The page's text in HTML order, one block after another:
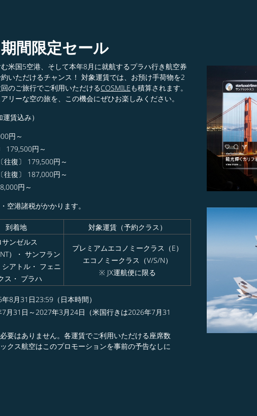
間限定セール
米国5空港、そして本年8月に就航するプラハ行き航空券
いただけるチャンス！ 対象運賃では、お預け手荷物を2
のご旅行でご利用いただけるCOSMILEも積算されます。
リーな空の旅を、この機会にぜひお楽しみください。
賃込み）
円～​
179,500円～​
往復〕 179,500円～​
往復〕 187,000円～​
円～
空港諸税がかかります。
到着地 対象運賃（予約クラス）
サンゼルス
）・ サンフラン
シアトル・ フェニ
ス・ プラハ
プレミアムエコノミークラス（E）
エコノミークラス（V/S/N）
※ JX運航便に限る
8月31日23:59（日本時間）​
月31日～2027年3月24日（米国行きは2026年7月31
要はありません。各運賃でご利用いただける座席数
クス航空はこのプロモーションを事前の予告なしに